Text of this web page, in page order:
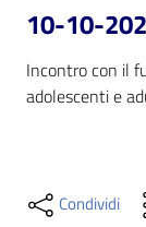
Scopri
i
Risorse
10-10-
Incontro con il
adolescenti e
Condividi